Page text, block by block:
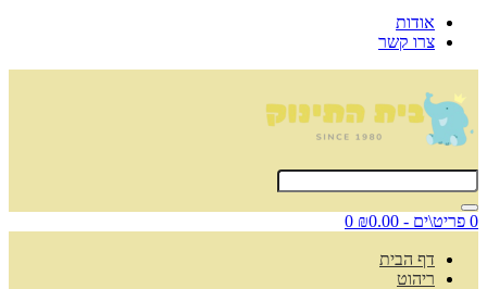
אודות
צרו קשר
0 פריט\ים - ₪0.00 0
דף הבית
ריהוט